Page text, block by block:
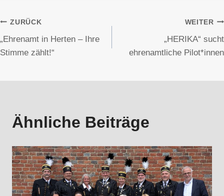
Beitragsnavigation
ZURÜCK
„Ehrenamt in Herten – Ihre
Stimme zählt!“
WEITER
„HERIKA“ sucht
ehrenamtliche Pilot*innen
Ähnliche Beiträge